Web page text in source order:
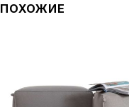
ПОХОЖИЕ